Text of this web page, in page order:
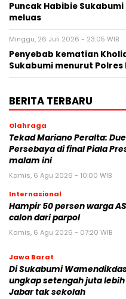
Puncak Habibie
meluas
Minggu, 26 Juli 2026 - 23:05 WIB
Penyebab kematian
Sukabumi menurut Polres
BERITA TERBARU
Olahraga
Tekad Mariano Peralta:
Persebaya di final Piala
malam ini
Kamis, 6 Agu 2026 - 10:00 WIB
Internasional
Hampir 50 persen warga
calon dari parpol
Kamis, 6 Agu 2026 - 07:20 WIB
Jawa Barat
Di Sukabumi
ungkap setengah juta
Jabar tak sekolah